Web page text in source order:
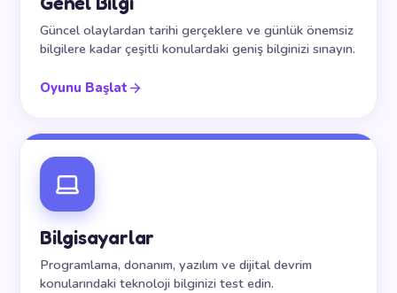
Güncel olaylardan tarihi gerçeklere ve günlük önemsiz
bilgilere kadar çeşitli konulardaki geniş bilginizi sınayın.
Oyunu Başlat
Bilgisayarlar
Programlama, donanım, yazılım ve dijital devrim
konularındaki teknoloji bilginizi test edin.